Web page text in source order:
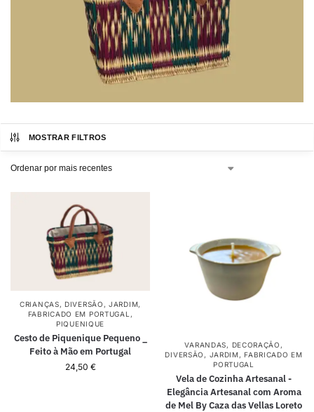
MOSTRAR FILTROS
CRIANÇAS, DIVERSÃO ,JARDIM,
FABRICADO EM PORTUGAL ,
PIQUENIQUE
Cesto de Piquenique Pequeno _
Feito à Mão em Portugal
24,50 €
VARANDAS, DECORAÇÃO ,
DIVERSÃO , JARDIM,FABRICADO EM
PORTUGAL
Vela de Cozinha Artesanal -
Elegância Artesanal com Aroma
de Mel By Caza das Vellas Loreto